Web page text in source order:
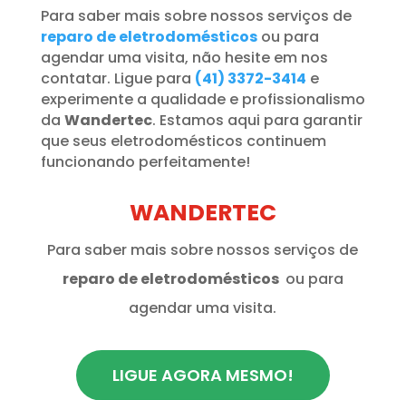
Para saber mais sobre nossos serviços de
reparo de eletrodomésticos ou para
agendar uma visita, não hesite em nos
contatar. Ligue para (41) 3372-3414 e
experimente a qualidade e profissionalismo
da Wandertec. Estamos aqui para garantir
que seus eletrodomésticos continuem
funcionando perfeitamente!
WANDERTEC
Para saber mais sobre nossos serviços de
reparo de eletrodomésticos ou para
agendar uma visita.
LIGUE AGORA MESMO!